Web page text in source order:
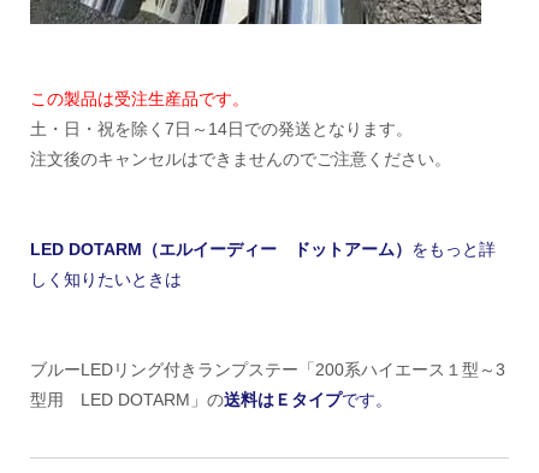
この製品は受注生産品です。
土・日・祝を除く7日～14日での発送となります。
注文後のキャンセルはできませんのでご注意ください。
LED DOTARM（エルイーディー ドットアーム） をもっと詳
しく知りたいときは
ブルーLEDリング付きランプステー「200系ハイエース１型～3
型用 LED DOTARM」の送料はＥタイプです。